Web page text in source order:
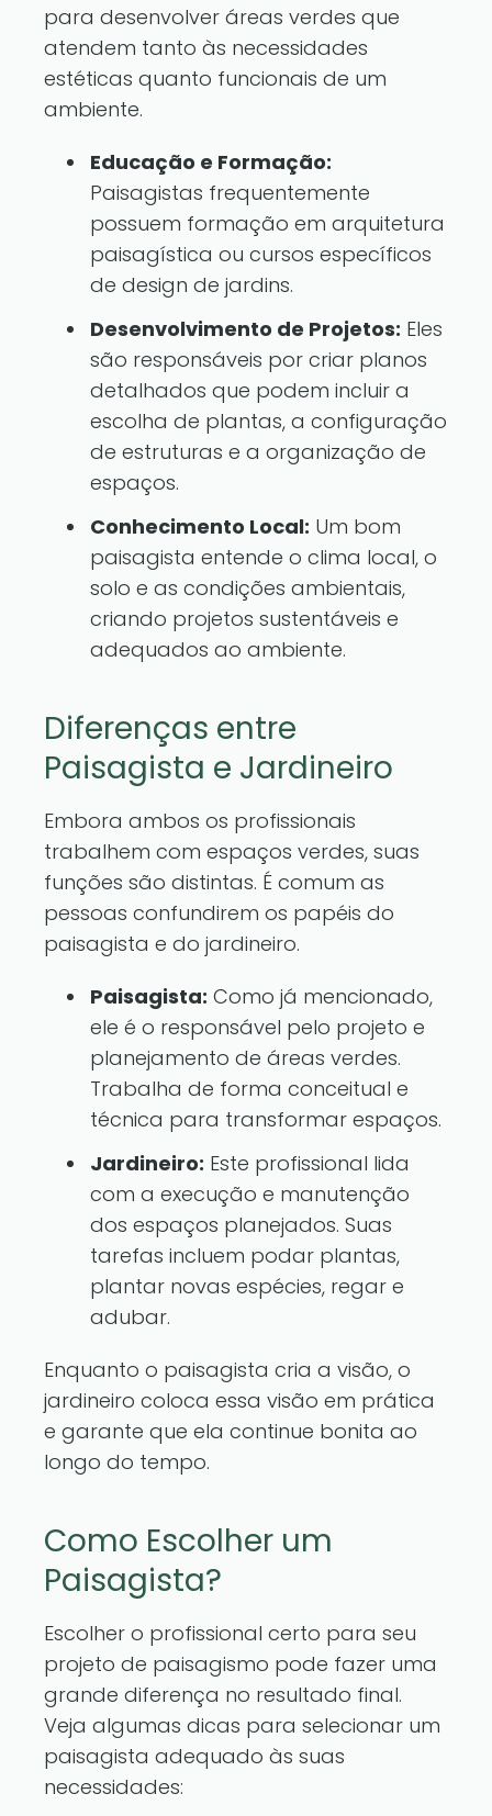
para desenvolver áreas verdes que
atendem tanto às necessidades
estéticas quanto funcionais de um
ambiente.
Educação e Formação:
Paisagistas frequentemente
possuem formação em arquitetura
paisagística ou cursos específicos
de design de jardins.
Desenvolvimento de Projetos: Eles
são responsáveis por criar planos
detalhados que podem incluir a
escolha de plantas, a configuração
de estruturas e a organização de
espaços.
Conhecimento Local: Um bom
paisagista entende o clima local, o
solo e as condições ambientais,
criando projetos sustentáveis e
adequados ao ambiente.
Diferenças entre
Paisagista e Jardineiro
Embora ambos os profissionais
trabalhem com espaços verdes, suas
funções são distintas. É comum as
pessoas confundirem os papéis do
paisagista e do jardineiro.
Paisagista: Como já mencionado,
ele é o responsável pelo projeto e
planejamento de áreas verdes.
Trabalha de forma conceitual e
técnica para transformar espaços.
Jardineiro: Este profissional lida
com a execução e manutenção
dos espaços planejados. Suas
tarefas incluem podar plantas,
plantar novas espécies, regar e
adubar.
Enquanto o paisagista cria a visão, o
jardineiro coloca essa visão em prática
e garante que ela continue bonita ao
longo do tempo.
Como Escolher um
Paisagista?
Escolher o profissional certo para seu
projeto de paisagismo pode fazer uma
grande diferença no resultado final.
Veja algumas dicas para selecionar um
paisagista adequado às suas
necessidades: